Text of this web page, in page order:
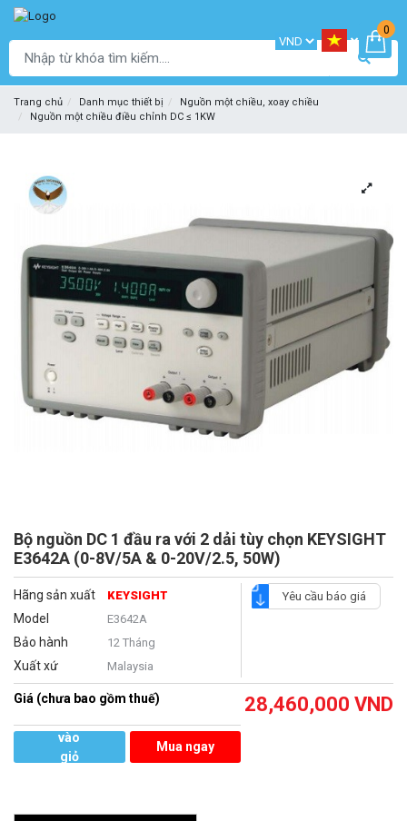
0
Trang chủ Danh mục thiết bị
Nguồn một chiều, xoay chiều
Nguồn một chiều điều chỉnh DC ≤ 1KW
Bộ nguồn DC 1 đầu ra với 2 dải tùy chọn KEYSIGHT
E3642A (0-8V/5A & 0-20V/2.5, 50W)
Hãng sản xuất KEYSIGHT
Model E3642A
Bảo hành 12 Tháng
Xuất xứ Malaysia
Yêu cầu báo giá
Giá (chưa bao gồm thuế) 28,460,000 VND
vào
giỏ
Mua ngay